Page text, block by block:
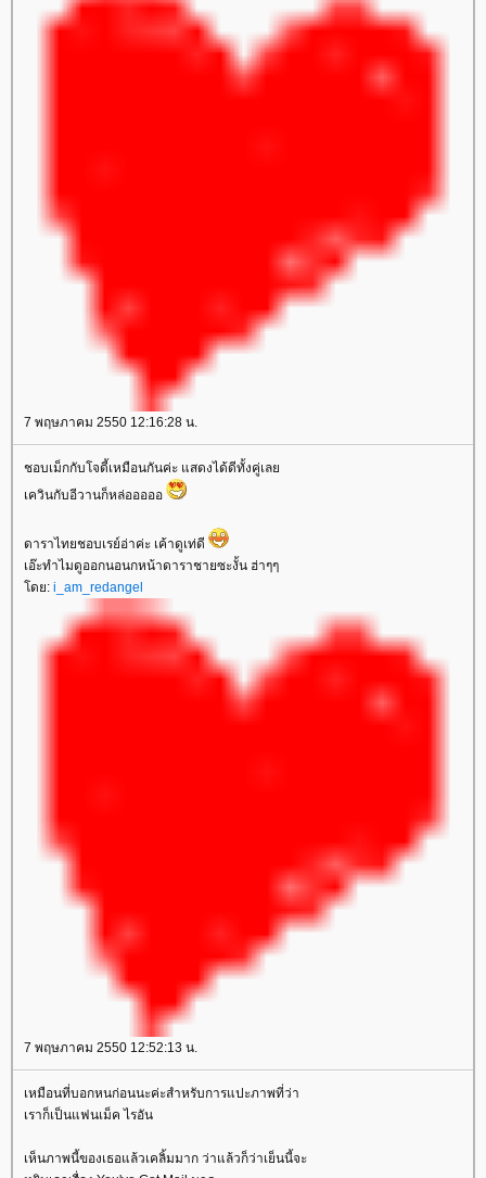
7 พฤษภาคม 2550 12:16:28 น.
ชอบเม็กกับโจดี้เหมือนกันค่ะ แสดงได้ดีทั้งคู่เล
เควินกับอีวานก็หล่อออออ
ดาราไทยชอบเรย์อ่าค่ะ เค้าดูเท่ดี
เอ๊ะทำไมดูออกนอนกหน้าดาราชายซะงั้น ฮ่าๆๆ
ดย: i_am_redangel
7 พฤษภาคม 2550 12:52:13 น.
เหมือนที่บอกหนก่อนนะค่ะสำหรับการแปะภาพที่ว่า
เราก็เป็นแฟนเม็ค ไรอัน
เห็นภาพนี้ของเธอแล้วเคลิ้มมาก ว่าแล้วก็ว่าเย็นนี้จะ